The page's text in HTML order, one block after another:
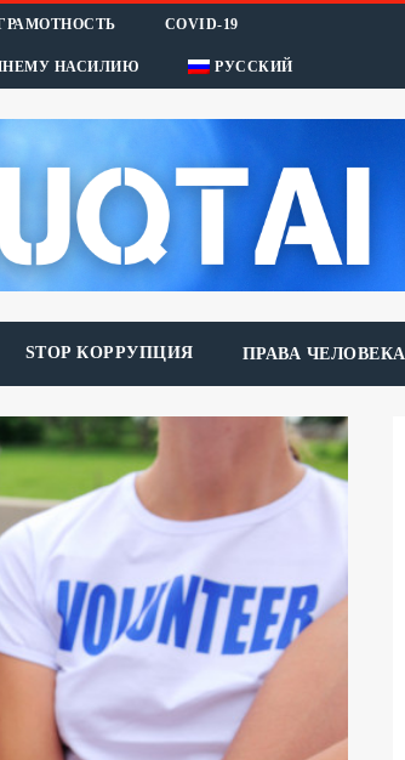
COVID-19
НАСИЛИЮ РУССКИЙ
STOP КОРРУПЦИЯ ПРАВА ЧЕЛОВЕКА